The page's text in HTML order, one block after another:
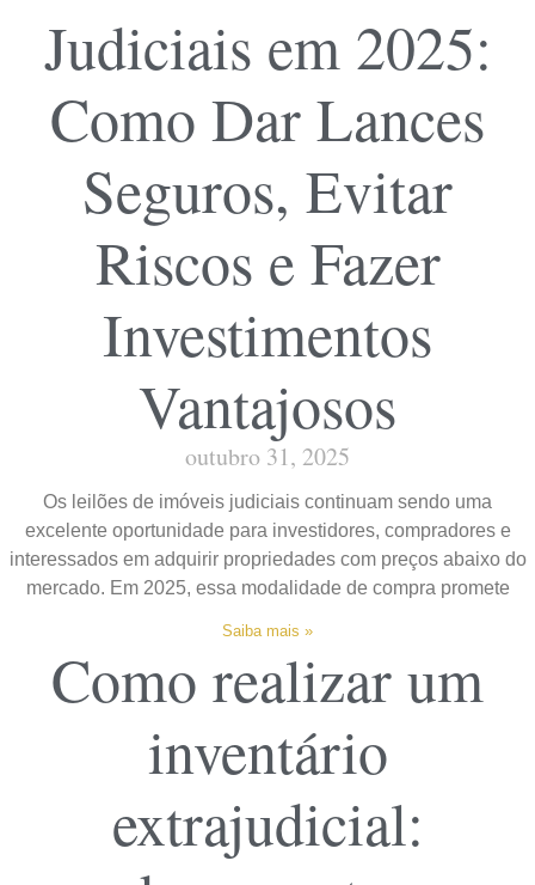
Judiciais em 2025:
Como Dar Lances
Seguros, Evitar
Riscos e Fazer
Investimentos
Vantajosos
outubro 31, 2025
Os leilões de imóveis judiciais continuam sendo uma
excelente oportunidade para investidores, compradores e
interessados em adquirir propriedades com preços abaixo do
mercado. Em 2025, essa modalidade de compra promete
Saiba mais »
Como realizar um
inventário
extrajudicial: